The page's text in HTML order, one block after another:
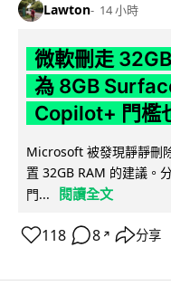
Lawton 14 小時
微軟刪走
為 8GB
Copilot+ 門檻
Microsoft 被發現靜靜刪
置 32GB RAM 的建議。
門...
閱讀全文
118 8 ↗ 分享